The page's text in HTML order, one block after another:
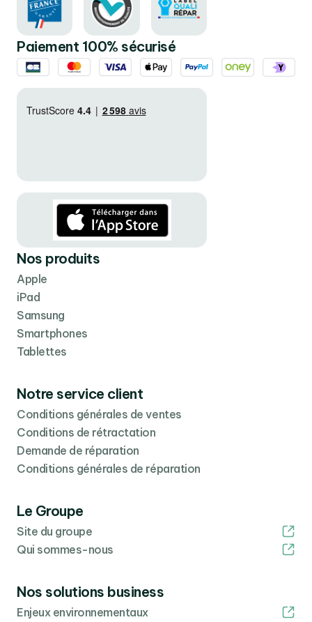
Paiement 100% sécurisé
Nos produits
Apple
iPad
Samsung
Smartphones
Tablettes
Notre service client
Conditions générales de ventes
Conditions de rétractation
Demande de réparation
Conditions générales de réparation
Le Groupe
Site du groupe
Qui sommes-nous
Nos solutions business
Enjeux environnementaux